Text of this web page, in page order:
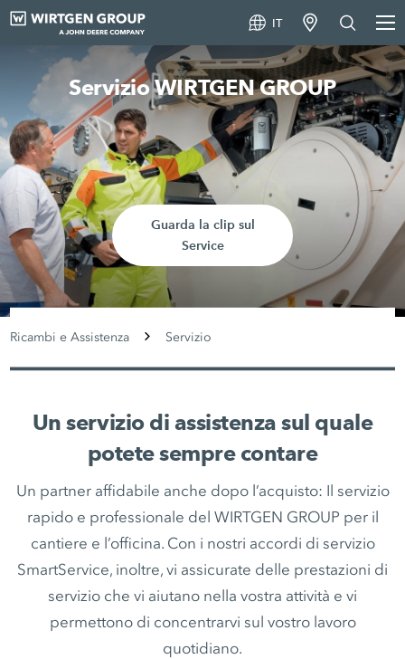
IT
Servizio WIRTGEN GROUP
Guarda la clip sul
Service
Ricambi e Assistenza Servizio
Un servizio di assistenza sul quale
potete sempre contare
Un partner affidabile anche dopo l’acquisto: Il servizio
rapido e professionale del WIRTGEN GROUP per il
cantiere e l’officina. Con i nostri accordi di servizio
SmartService, inoltre, vi assicurate delle prestazioni di
servizio che vi aiutano nella vostra attività e vi
permettono di concentrarvi sul vostro lavoro
quotidiano.